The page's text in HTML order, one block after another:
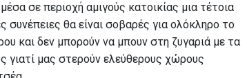
σε περιοχή αμιγούς κατοικίας μια τέτοια
συνέπειες θα είναι σοβαρές για ολόκληρο το
και δεν μπορούν να μπουν στη ζυγαριά με τα
γιατί μας στερούν ελεύθερους χώρους